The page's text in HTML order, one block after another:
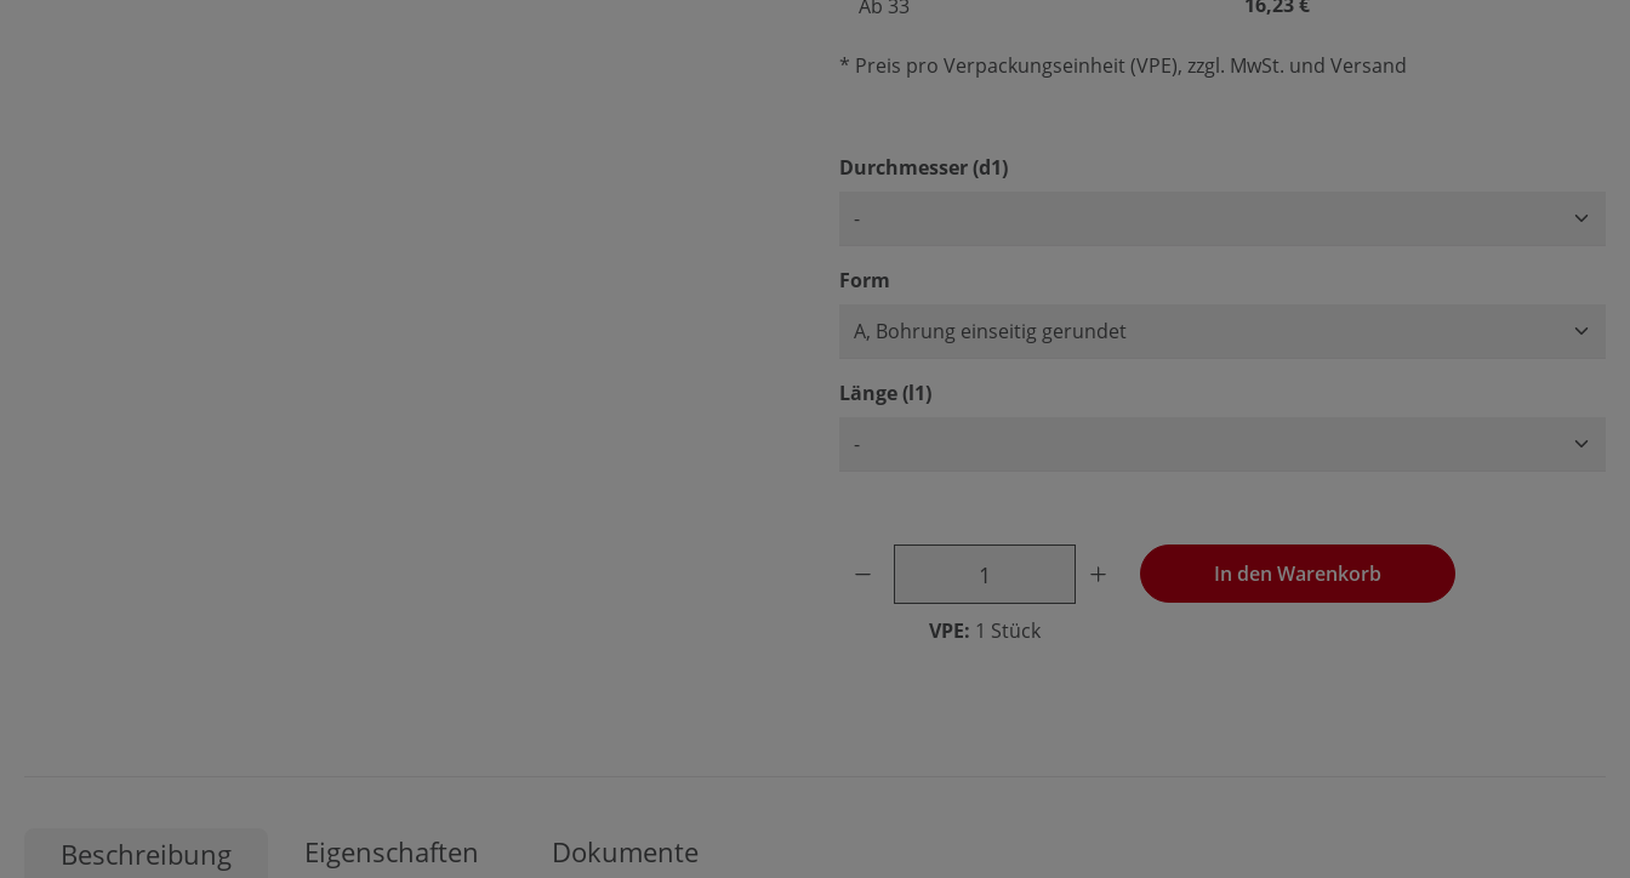
Ab 33
* Preis pro Verpackungseinheit (VPE), zzgl. MwSt. und Versand
Durchmesser (d1)auswählen
Form
Länge (l1)auswählen
Produkt Anzahl: Gib den gewünschten Wert ein oder benutze die Schaltflächen, um
VPE: 1 Stück
In den Warenkorb
Beschreibung Eigenschaften Dokumente